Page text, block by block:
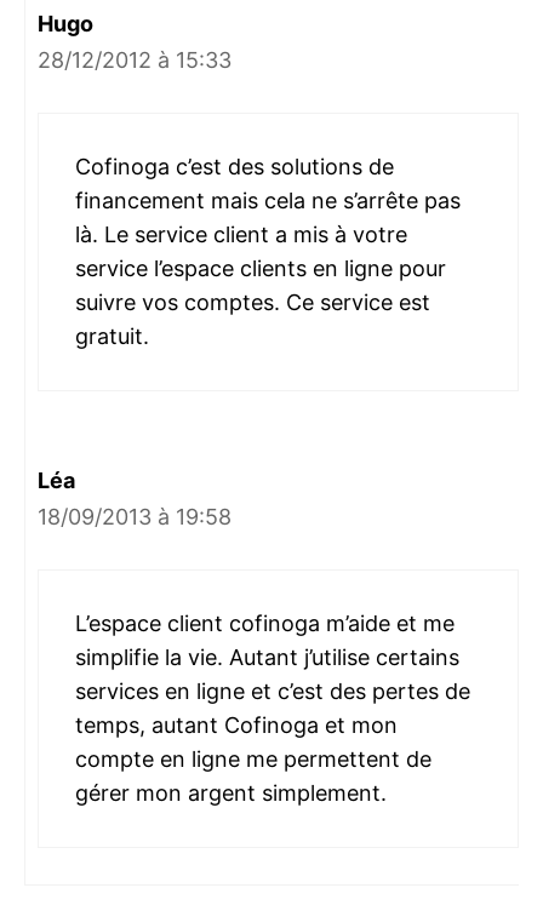
Hugo
28/12/2012 à 15:33
Cofinoga c’est des solutions de
financement mais cela ne s’arrête pas
là. Le service client a mis à votre
service l’espace clients en ligne pour
suivre vos comptes. Ce service est
gratuit.
Léa
18/09/2013 à 19:58
L’espace client cofinoga m’aide et me
simplifie la vie. Autant j’utilise certains
services en ligne et c’est des pertes de
temps, autant Cofinoga et mon
compte en ligne me permettent de
gérer mon argent simplement.